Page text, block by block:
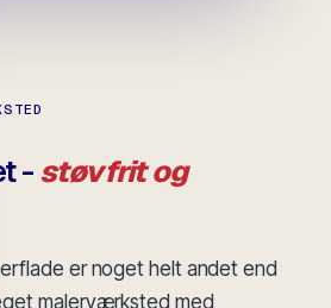
- støvfrit og
er noget helt andet end
malerværksted med